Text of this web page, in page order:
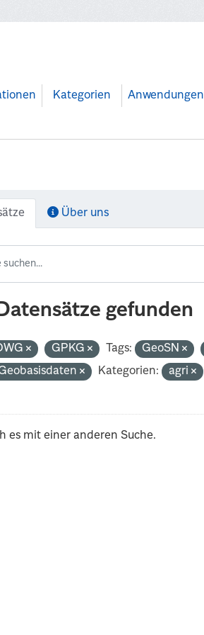
Kategorien Anwendungen
Über uns
gefunden
GPKG Tags: GeoSN
Kategorien: agri
es mit einer anderen Suche.